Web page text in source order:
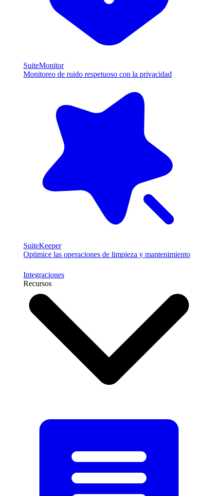
SuiteMonitor
Monitoreo de ruido respetuoso con la privacidad
SuiteKeeper
Optimice las operaciones de limpieza y mantenimiento
Integraciones
Recursos